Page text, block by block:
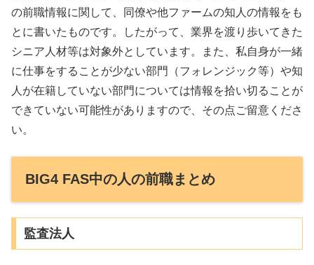
の前職情報に関して、同僚や他ファームの知人の情報をも
とに書いたものです。したがって、業界を渡り歩いてきた
シニア人材等は対象外としています。また、私自身が一緒
に仕事をすることが少ない部門（フォレンジック等）や知
人が在籍していない部門については情報を拾い切ることが
できていない可能性がありますので、その点ご留意くださ
い。
BIG4 FAS中の人の前職まとめ
監査法人